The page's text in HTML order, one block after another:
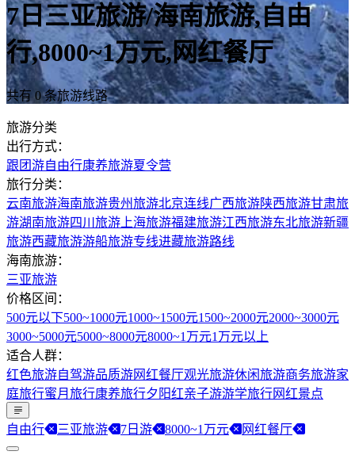
7日三亚旅游/海南旅游,自由
行,8000~1万元,网红餐厅
共有 0 条旅游线路
旅游分类
出行方式：
跟团游自由行康养旅游夏令营
旅行分类：
云南旅游海南旅游贵州旅游北京连线广西旅游陕西旅游甘肃旅
游湖南旅游四川旅游 上海旅游福建旅游江西旅游东北旅游新疆
旅游西藏旅游游船旅游专线进藏旅游路线
海南旅游：
三亚旅游
价格区间：
500元以下500~1000元1000~1500元1500~2000元2000~3000元
3000~5000元5000~8000元8000~1万元1万元以上
适合人群：
红色旅游自驾游品质游网红餐厅观光旅游休闲旅游商务旅游家
庭旅行蜜月旅行康养旅行夕阳红亲子游游学旅行网红景点
自由行 三亚旅游 7日游 8000~1万元 网红餐厅